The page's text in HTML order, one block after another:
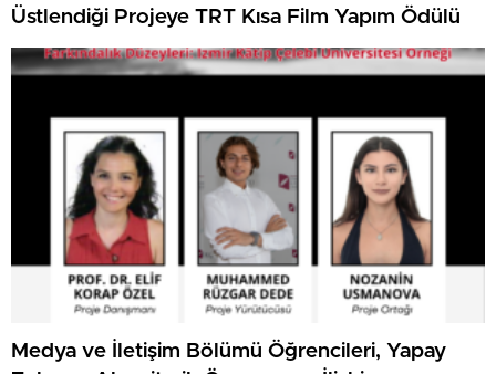
Üstlendiği Projeye TRT Kısa Film Yapım Ödülü
Medya ve İletişim Bölümü Öğrencileri, Yapay